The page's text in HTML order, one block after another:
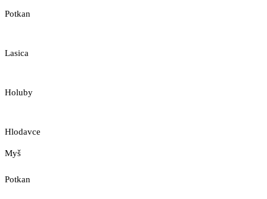
Potkan
Lasica
Holuby
Hlodavce
Myš
Potkan